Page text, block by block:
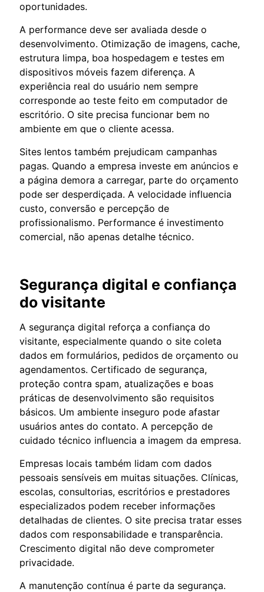
oportunidades.
A performance deve ser avaliada desde o
desenvolvimento. Otimização de imagens, cache,
estrutura limpa, boa hospedagem e testes em
dispositivos móveis fazem diferença. A
experiência real do usuário nem sempre
corresponde ao teste feito em computador de
escritório. O site precisa funcionar bem no
ambiente em que o cliente acessa.
Sites lentos também prejudicam campanhas
pagas. Quando a empresa investe em anúncios e
a página demora a carregar, parte do orçamento
pode ser desperdiçada. A velocidade influencia
custo, conversão e percepção de
profissionalismo. Performance é investimento
comercial, não apenas detalhe técnico.
Segurança digital e confiança
do visitante
A segurança digital reforça a confiança do
visitante, especialmente quando o site coleta
dados em formulários, pedidos de orçamento ou
agendamentos. Certificado de segurança,
proteção contra spam, atualizações e boas
práticas de desenvolvimento são requisitos
básicos. Um ambiente inseguro pode afastar
usuários antes do contato. A percepção de
cuidado técnico influencia a imagem da empresa.
Empresas locais também lidam com dados
pessoais sensíveis em muitas situações. Clínicas,
escolas, consultorias, escritórios e prestadores
especializados podem receber informações
detalhadas de clientes. O site precisa tratar esses
dados com responsabilidade e transparência.
Crescimento digital não deve comprometer
privacidade.
A manutenção contínua é parte da segurança.